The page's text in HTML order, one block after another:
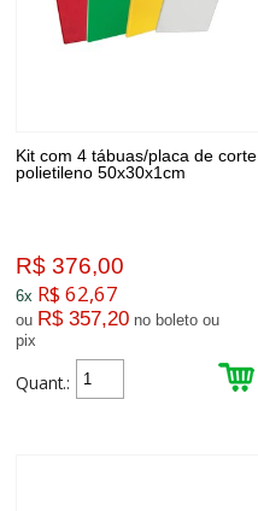
Kit com 4 tábuas/placa de corte
polietileno 50x30x1cm
R$ 376,00
6x R$ 62,67
ou R$ 357,20 no boleto ou
pix
Quant.: